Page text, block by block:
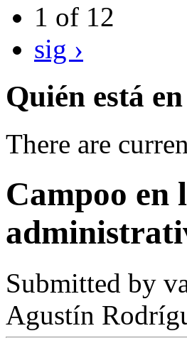
1 of 12
sig ›
Quién está
There are
Campoo en
Submitted by
Agustín